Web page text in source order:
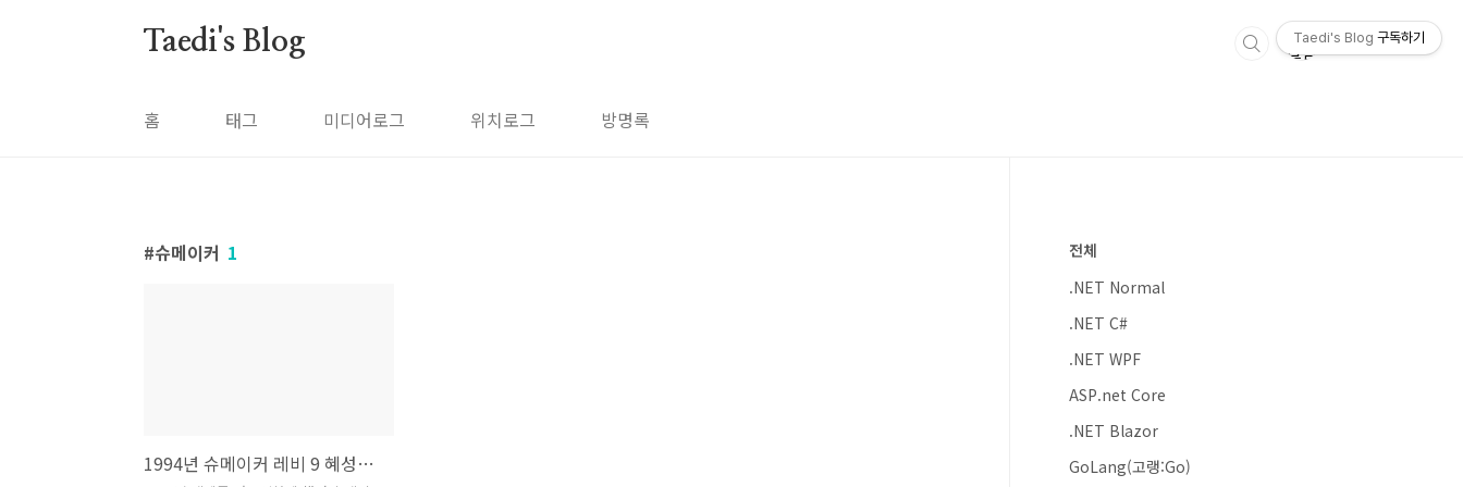
Taedi's Blog
홈 태그 미디어로그 위치로그 방명록
슈메이커 1
1994년 슈메이커 레비 9 혜성과 목성의 충돌
전체
.NET Normal
.NET C#
.NET WPF
ASP.net Core
.NET Blazor
GoLang(고랭:Go)
Taedi's Blog 구독하기